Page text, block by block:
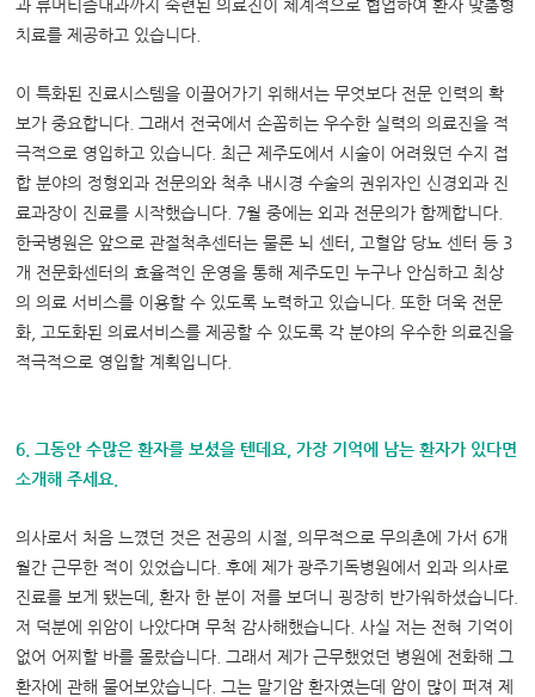
과 류머티즘내과까지 숙련된 의료진이 체계적으로 협업하여 환자 맞춤형
치료를 제공하고 있습니다.
이 특화된 진료시스템을 이끌어가기 위해서는 무엇보다 전문 인력의 확
보가 중요합니다. 그래서 전국에서 손꼽히는 우수한 실력의 의료진을 적
극적으로 영입하고 있습니다. 최근 제주도에서 시술이 어려웠던 수지 접
합 분야의 정형외과 전문의와 척추 내시경 수술의 권위자인 신경외과 진
료과장이 진료를 시작했습니다. 7월 중에는 외과 전문의가 함께합니다.
한국병원은 앞으로 관절척추센터는 물론 뇌 센터, 고혈압 당뇨 센터 등 3
개 전문화센터의 효율적인 운영을 통해 제주도민 누구나 안심하고 최상
의 의료 서비스를 이용할 수 있도록 노력하고 있습니다. 또한 더욱 전문
화, 고도화된 의료서비스를 제공할 수 있도록 각 분야의 우수한 의료진을
적극적으로 영입할 계획입니다.
6. 그동안 수많은 환자를 보셨을 텐데요, 가장 기억에 남는 환자가 있다면
소개해 주세요.
의사로서 처음 느꼈던 것은 전공의 시절, 의무적으로 무의촌에 가서 6개
월간 근무한 적이 있었습니다. 후에 제가 광주기독병원에서 외과 의사로
진료를 보게 됐는데, 환자 한 분이 저를 보더니 굉장히 반가워하셨습니다.
저 덕분에 위암이 나았다며 무척 감사해했습니다. 사실 저는 전혀 기억이
없어 어찌할 바를 몰랐습니다. 그래서 제가 근무했었던 병원에 전화해 그
환자에 관해 물어보았습니다. 그는 말기암 환자였는데 암이 많이 퍼져 제